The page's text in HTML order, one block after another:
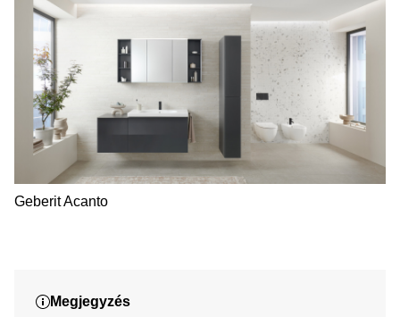
Geberit Acanto
Megjegyzés